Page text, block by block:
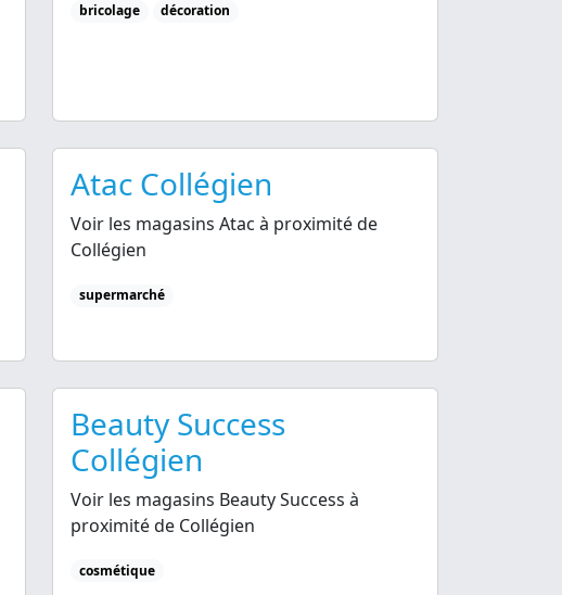
bricolage décoration
Atac Collégien
Voir les magasins Atac à proximité de
Collégien
supermarché
Beauty Success
Collégien
Voir les magasins Beauty Success à
proximité de Collégien
cosmétique